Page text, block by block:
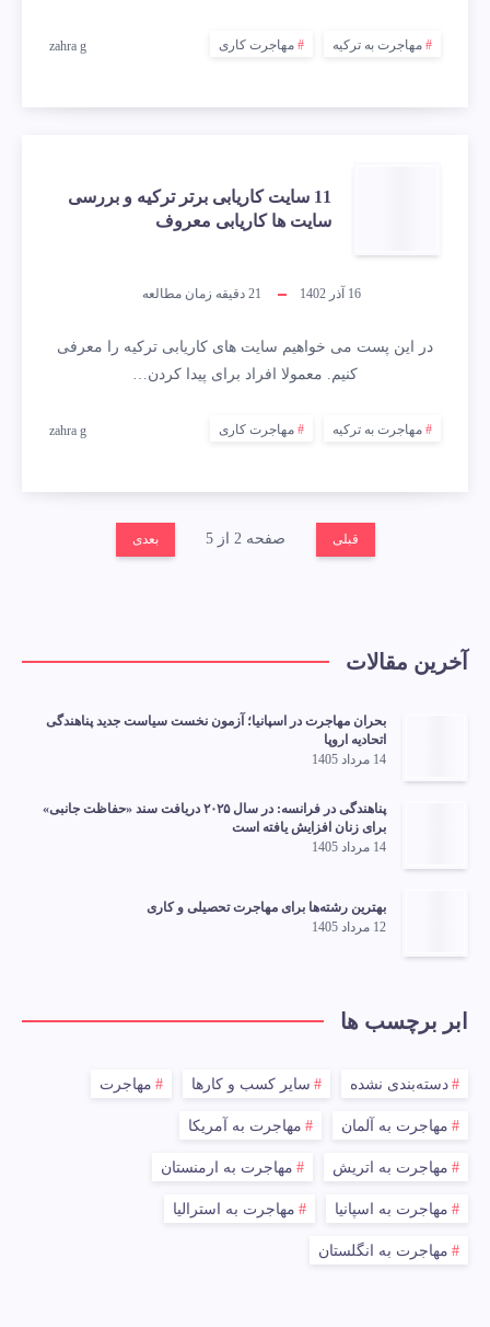
مهاجرت به ترکیه مهاجرت کاری zahra g
11 سایت کاریابی برتر ترکیه و بررسی
سایت ها کاریابی معروف
16 آذر 1402 21 دقیقه زمان مطالعه
در این پست می خواهیم سایت های کاریابی ترکیه را معرفی
کنیم. معمولا افراد برای پیدا کردن…
مهاجرت به ترکیه مهاجرت کاری zahra g
قبلی صفحه 2 از 5 بعدی
آخرین مقالات
بحران مهاجرت در اسپانیا؛ آزمون نخست سیاست جدید پناهندگی
اتحادیه اروپا
14 مرداد 1405
پناهندگی در فرانسه: در سال ۲۰۲۵ دریافت سند «حفاظت جانبی»
برای زنان افزایش یافته است
14 مرداد 1405
بهترین رشته‌ها برای مهاجرت تحصیلی و کاری
12 مرداد 1405
ابر برچسب ها
دسته‌بندی نشده سایر کسب و کارها مهاجرت
مهاجرت به آلمان مهاجرت به آمریکا
مهاجرت به اتریش مهاجرت به ارمنستان
مهاجرت به اسپانیا مهاجرت به استرالیا
مهاجرت به انگلستان